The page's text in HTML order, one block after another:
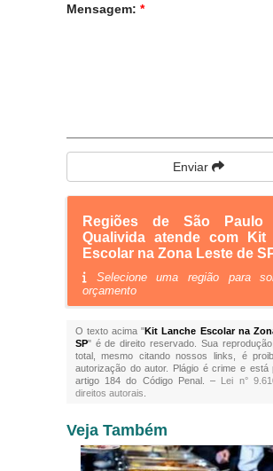
Mensagem: *
Enviar
Regiões de São
Qualivida atende com Kit
Escolar na Zona Leste de
Selecione uma região para
orçamento
O texto acima "Kit Lanche Escolar na
SP" é de direito reservado. Sua
total, mesmo citando nossos links, é
autorização do autor. Plágio é crime e está
artigo 184 do Código Penal. – Lei n°
direitos autorais
Veja Também